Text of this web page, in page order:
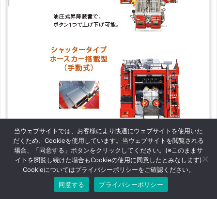
当ウェブサイトでは、お客様により快適にウェブサイトを使用いた
だくため、Cookieを使用しています。当ウェブサイトを閲覧される
場合、「同意する」ボタンをクリックしてください。(※このままサ
イトを閲覧し続けた場合もCookieの使用に同意したとみなします)
Cookieについてはプライバシーポリシーをご確認ください。
同意する
プライバシーポリシー